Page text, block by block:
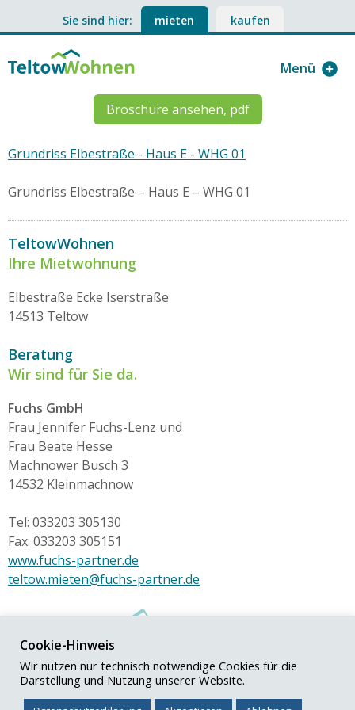
Sie sind hier: mieten kaufen
Menü
Broschüre ansehen, pdf
Grundriss Elbestraße - Haus E - WHG 01
Grundriss Elbestraße – Haus E – WHG 01
TeltowWohnen
Ihre Mietwohnung
Elbestraße Ecke Iserstraße
14513 Teltow
Beratung
Wir sind für Sie da.
Fuchs GmbH
Frau Jennifer Fuchs-Lenz und
Frau Beate Hesse
Machnower Busch 3
14532 Kleinmachnow
Tel: 033203 305130
Fax: 033203 305151
www.fuchs-partner.de
teltow.mieten@fuchs-partner.de
© Fuchs+Partner GmbH
Impressum|Datenschutz
Cookie-Hinweis
Wir nutzen nur technisch notwendige Cookies für die
Darstellung und Nutzung unserer Website.